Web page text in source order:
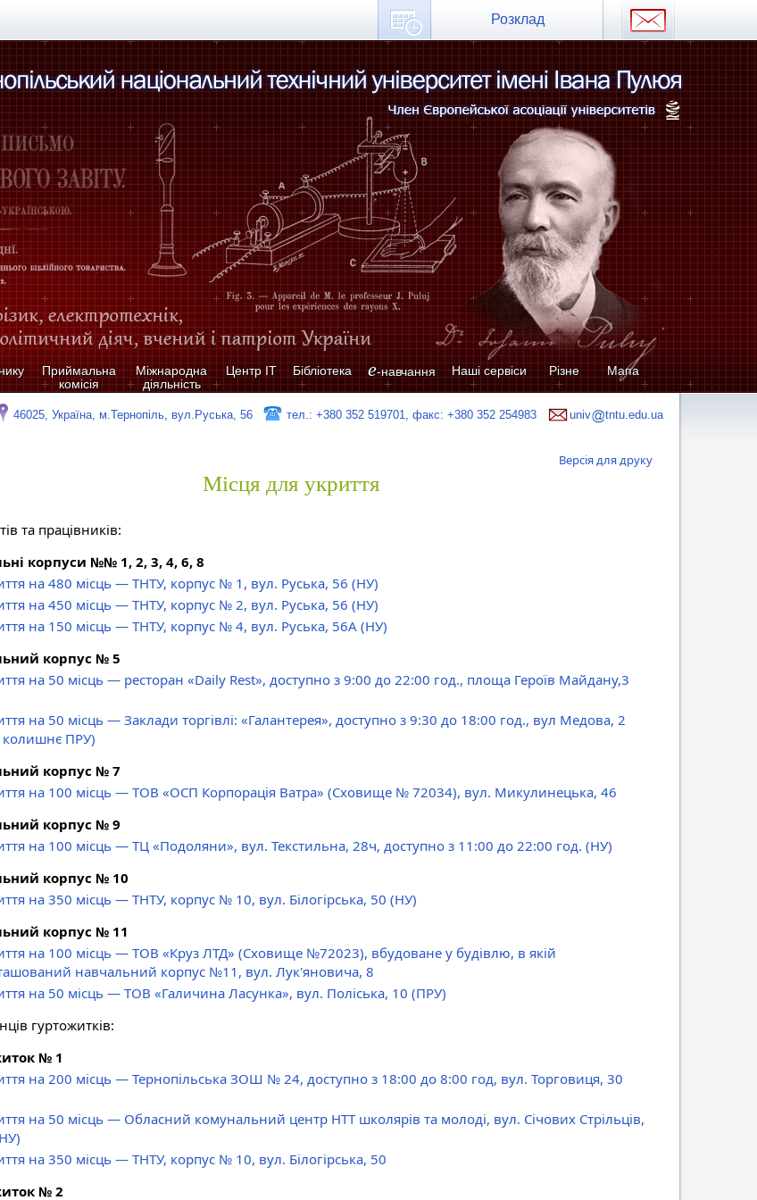
Розклад
Приймальна
комісія
Міжнародна
діяльність
Центр ІТ Бібліотека e-навчання Наші сервіси Різне Мапа
46025, Україна, м.Тернопіль, вул.Руська, 56 тел.: +380 352 519701, факс: +380 352 254983 univ tntu.edu.ua
Версія для друку
Місця для укриття
та працівників:
корпуси №№ 1, 2, 3, 4, 6, 8
на 480 місць — ТНТУ, корпус № 1, вул. Руська, 56 (НУ)
на 450 місць — ТНТУ, корпус № 2, вул. Руська, 56 (НУ)
на 150 місць — ТНТУ, корпус № 4, вул. Руська, 56А (НУ)
корпус № 5
на 50 місць — ресторан «Daily Rest», доступно з 9:00 до 22:00 год., площа Героїв Майдану,3
на 50 місць — Заклади торгівлі: «Галантерея», доступно з 9:30 до 18:00 год., вул Медова, 2
колишнє ПРУ)
корпус № 7
на 100 місць — ТОВ «ОСП Корпорація Ватра» (Сховище № 72034), вул. Микулинецька, 46
корпус № 9
на 100 місць — ТЦ «Подоляни», вул. Текстильна, 28ч, доступно з 11:00 до 22:00 год. (НУ)
корпус № 10
на 350 місць — ТНТУ, корпус № 10, вул. Білогірська, 50 (НУ)
корпус № 11
на 100 місць — ТОВ «Круз ЛТД» (Сховище №72023), вбудоване у будівлю, в якій
навчальний корпус №11, вул. Лук'яновича, 8
на 50 місць — ТОВ «Галичина Ласунка», вул. Поліська, 10 (ПРУ)
гуртожитків:
№ 1
на 200 місць — Тернопільська ЗОШ № 24, доступно з 18:00 до 8:00 год, вул. Торговиця, 30
на 50 місць — Обласний комунальний центр НТТ школярів та молоді, вул. Січових Стрільців,
на 350 місць — ТНТУ, корпус № 10, вул. Білогірська, 50
№ 2